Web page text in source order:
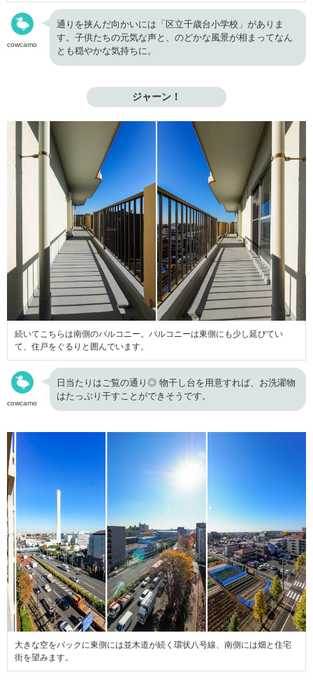
cowcamo
通りを挟んだ向かいには「区立千歳台小学校」がありま
す。子供たちの元気な声と、のどかな風景が相まってなん
とも穏やかな気持ちに。
ジャーン！
続いてこちらは南側のバルコニー。バルコニーは東側にも少し延びてい
て、住戸をぐるりと囲んでいます。
cowcamo
日当たりはご覧の通り◎ 物干し台を用意すれば、お洗濯物
はたっぷり干すことができそうです。
大きな空をバックに東側には並木道が続く環状八号線、南側には畑と住宅
街を望みます。